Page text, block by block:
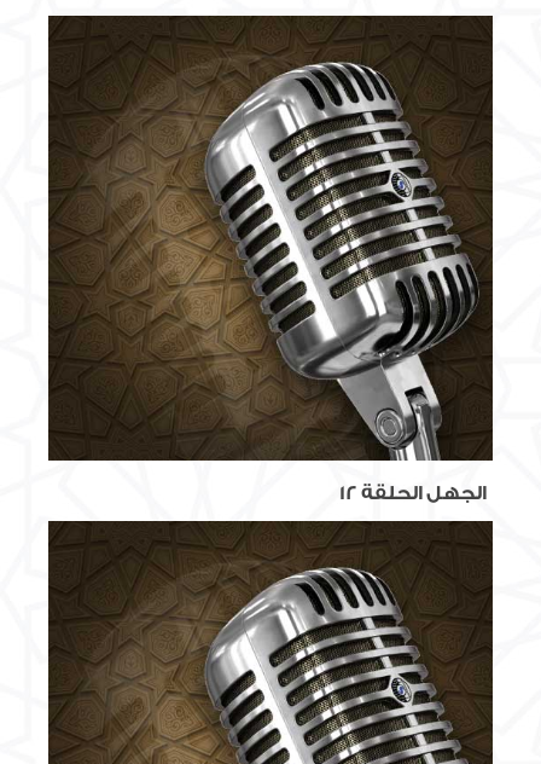
الجهل الحلقة 12